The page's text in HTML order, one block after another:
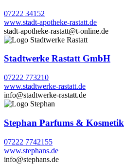
07222 34152
www.stadt-apotheke-rastatt.de
stadt-apotheke-rastatt@t-online.de
Stadtwerke Rastatt GmbH
07222 773210
www.stadtwerke-rastatt.de
info@stadtwerke-rastatt.de
Stephan Parfums & Kosmetik
07222 7742155
www.stephans.de
info@stephans.de